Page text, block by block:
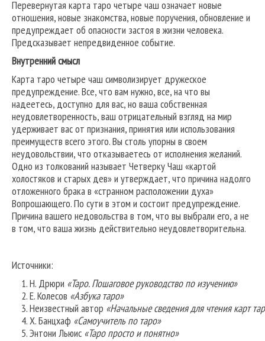
Перевернутая карта таро четыре чаш означает новые
отношения, новые знакомства, новые поручения, обновление и
предупреждает об опасности застоя в жизни человека.
Предсказывает непредвиденное событие.
Внутренний смысл
Карта таро четыре чаш символизирует дружеское
предупреждение. Все, что вам нужно, все, на что вы
надеетесь, доступно для вас, но ваша собственная
неудовлетворенность, ваш отрицательный взгляд на мир
удерживает вас от признания, принятия или использования
преимуществ всего этого. Вы столь упорны в своем
неудовольствии, что отказываетесь от исполнения желаний.
Одно из толкований называет Четверку Чаш «картой
холостяков и старых дев» и утверждает, что причина надолго
отложенного брака в «странном расположении духа»
Вопрошающего. По сути в этом и состоит предупреждение.
Причина вашего недовольства в том, что вы выбрали его, а не
в том, что ваша жизнь действительно неудовлетворительна.
Источники:
Н. Дрюри «Таро. Пошаговое руководство по изучению»
Е. Колесов «Азбука таро»
Неизвестный автор «Начальные сведения для чтения карт
Х. Банцхаф «Самоучитель по таро»
Энтони Льюис «Таро просто и понятно»